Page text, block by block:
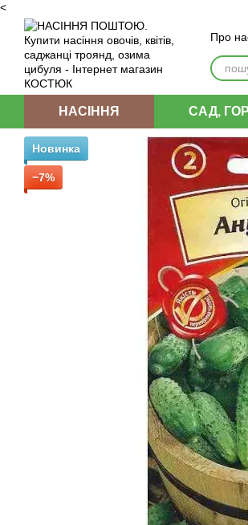
<
Перейти до основного контенту
Про
НАСІННЯ САД,
Новинка
−7%